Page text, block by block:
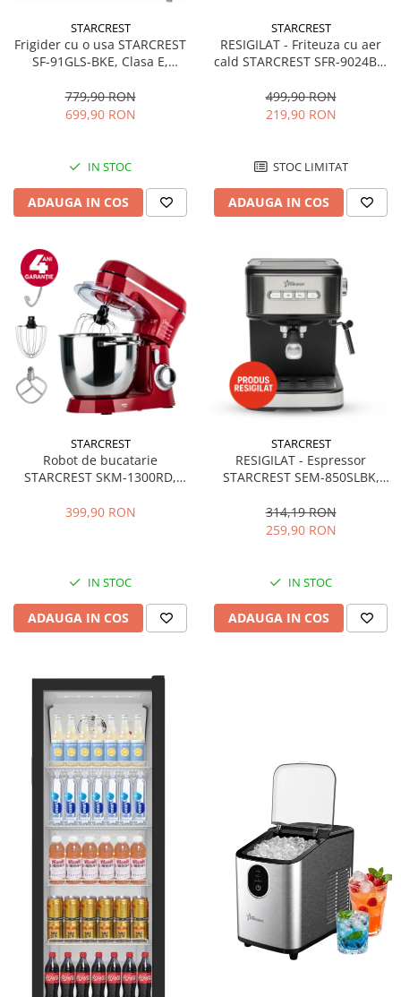
STARCREST
Frigider cu o usa STARCREST
SF-91GLS-BKE, Clasa E,
interioara, H 83 cm, Sticla
Neagra
779,90 RON
699,90 RON
IN STOC
ADAUGA IN COS
STARCREST
RESIGILAT - Friteuza cu aer
cald STARCREST SFR-9024BK,
Termostat 80 - 200 °C, 12
programe, Negru
499,90 RON
219,90 RON
STOC LIMITAT
ADAUGA IN COS
STARCREST
Robot de bucatarie
STARCREST SKM-1300RD,
Accesorii, 10 Viteze + Pulse,
399,90 RON
IN STOC
ADAUGA IN COS
STARCREST
RESIGILAT - Espressor
STARCREST SEM-850SLBK,
detasabil 1.5L, dispozitiv
spumare, filtru dublu din
314,19 RON
259,90 RON
IN STOC
ADAUGA IN COS